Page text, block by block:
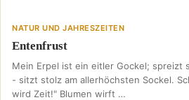
NATUR UND JAHRESZEITEN
Entenfrust
Mein Erpel ist ein eitler Gockel; spreizt
- sitzt stolz am allerhöchsten Sockel.
wird Zeit!" Blumen wirft …